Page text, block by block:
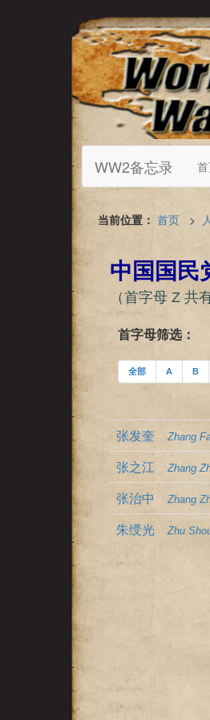
WW2备忘录
当前位置： 首页 >
中国国民
（首字母 Z 共
首字母筛选：
全部 A B
张发奎Zhang
张之江Zhang
张治中Zhang
朱绶光Zhu